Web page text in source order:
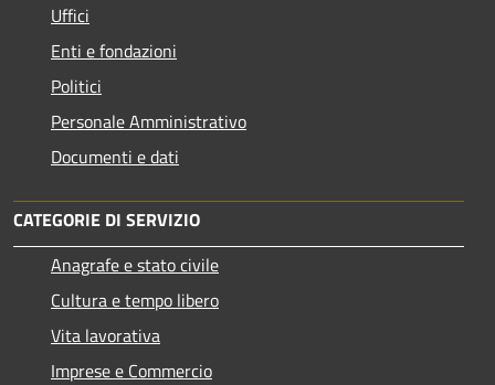
Uffici
Enti e fondazioni
Politici
Personale Amministrativo
Documenti e dati
CATEGORIE DI SERVIZIO
Anagrafe e stato civile
Cultura e tempo libero
Vita lavorativa
Imprese e Commercio